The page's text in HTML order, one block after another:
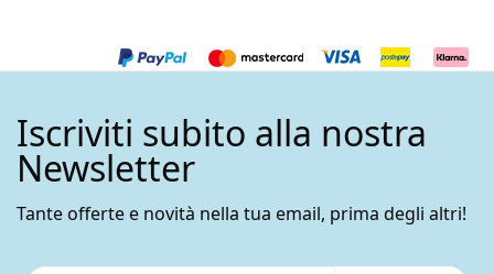
Iscriviti subito alla nostra
Newsletter
Tante offerte e novità nella tua email, prima degli altri!